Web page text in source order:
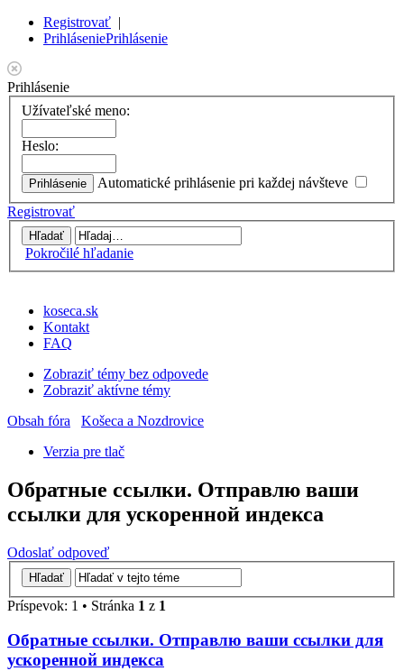
Registrovať |
PrihláseniePrihlásenie
Prihlásenie
Užívateľské meno:
Heslo:
Automatické prihlásenie pri každej návšteve
Registrovať
Pokročilé hľadanie
koseca.sk
Kontakt
FAQ
Zobraziť témy bez odpovede
Zobraziť aktívne témy
Obsah fóra
Košeca a Nozdrovice
Verzia pre tlač
Обратные ссылки. Отправлю ваши
ссылки для ускоренной индекса
Odoslať odpoveď
Príspevok: 1 • Stránka 1 z 1
Обратные ссылки. Отправлю ваши ссылки для
ускоренной индекса